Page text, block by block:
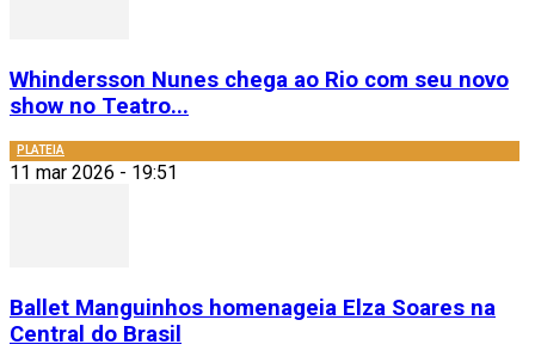
Whindersson Nunes chega ao Rio com seu novo
show no Teatro...
PLATEIA
11 mar 2026 - 19:51
Ballet Manguinhos homenageia Elza Soares na
Central do Brasil